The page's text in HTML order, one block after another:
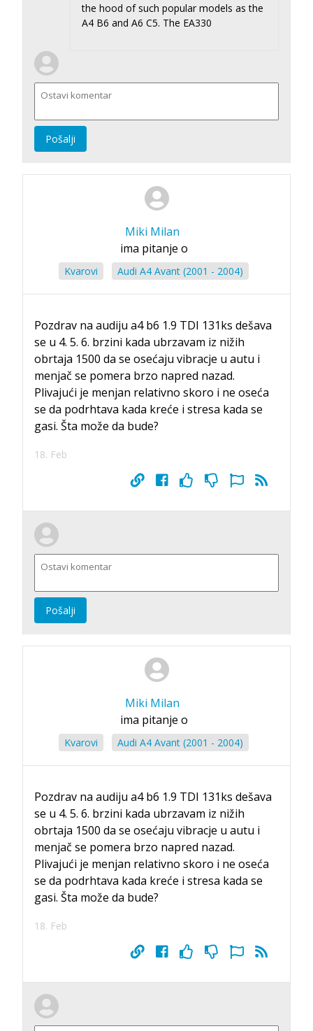
since 2007 they began to be replaced by
EA888 units. But atmospheric engines of
the hood of such popular models as the
A4 B6 and A6 C5. The EA330
Pošalji
Miki Milan
ima pitanje o
Kvarovi Audi A4 Avant (2001 - 2004)
Pozdrav na audiju a4 b6 1.9 TDI 131ks dešava
se u 4. 5. 6. brzini kada ubrzavam iz nižih
obrtaja 1500 da se osećaju vibracje u autu i
menjač se pomera brzo napred nazad.
Plivajući je menjan relativno skoro i ne oseća
se da podrhtava kada kreće i stresa kada se
gasi. Šta može da bude?
18. Feb
Pošalji
Miki Milan
ima pitanje o
Kvarovi Audi A4 Avant (2001 - 2004)
Pozdrav na audiju a4 b6 1.9 TDI 131ks dešava
se u 4. 5. 6. brzini kada ubrzavam iz nižih
obrtaja 1500 da se osećaju vibracje u autu i
menjač se pomera brzo napred nazad.
Plivajući je menjan relativno skoro i ne oseća
se da podrhtava kada kreće i stresa kada se
gasi. Šta može da bude?
18. Feb